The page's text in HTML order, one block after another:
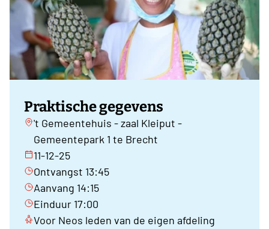
Praktische gegevens
't Gemeentehuis - zaal Kleiput -
Gemeentepark 1 te Brecht
11-12-25
Ontvangst 13:45
Aanvang 14:15
Einduur 17:00
Voor Neos leden van de eigen afdeling